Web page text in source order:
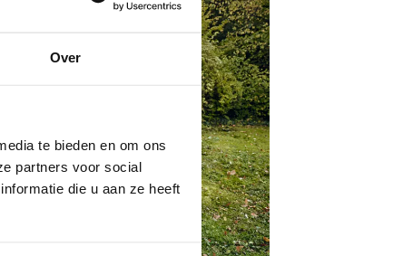
Over
te bieden en om ons
partners voor social
die u aan ze heeft